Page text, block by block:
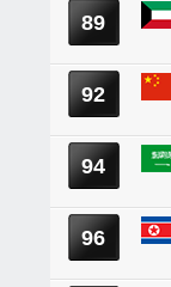
89
92
94
96